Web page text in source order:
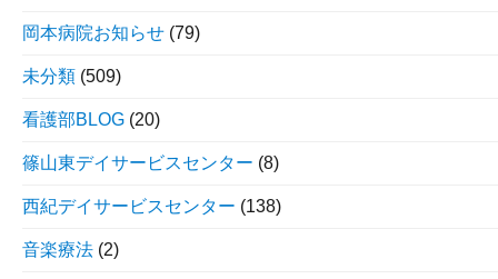
岡本病院お知らせ (79)
未分類 (509)
看護部BLOG (20)
篠山東デイサービスセンター (8)
西紀デイサービスセンター (138)
音楽療法 (2)